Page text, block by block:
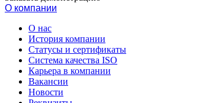
О компании
О нас
История компании
Статусы и сертификаты
Система качества ISO
Карьера в компании
Вакансии
Новости